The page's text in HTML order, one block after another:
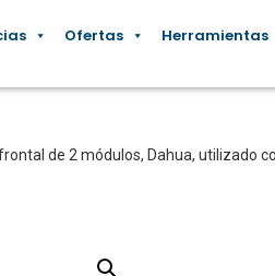
Ofertas Herramientas
de 2 módulos, Dahua, utilizado